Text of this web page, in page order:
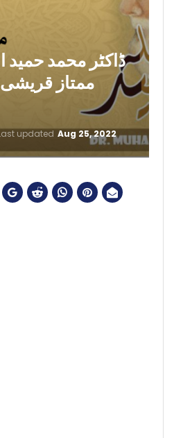
ڈاکٹر محمد حمید
updated Aug 25, 2022